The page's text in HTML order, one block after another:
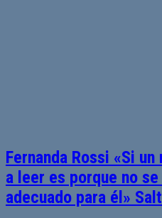
Fernanda Rossi «Si
a leer es porque no
adecuado para él»